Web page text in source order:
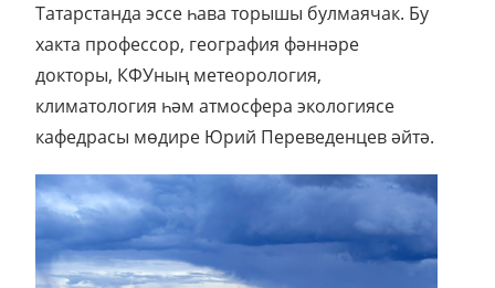
Татарстанда эссе һава торышы булмаячак. Бу
хакта профессор, география фәннәре
докторы, КФУның метеорология,
климатология һәм атмосфера экологиясе
кафедрасы мөдире Юрий Переведенцев әйтә.